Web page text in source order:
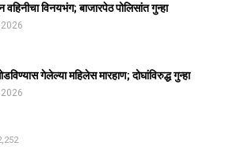
वहिनीचा विनयभंग; बाजारपेठ पोलिसांत गुन्हा
गेलेल्या महिलेस मारहाण; दोघांविरुद्ध गुन्हा